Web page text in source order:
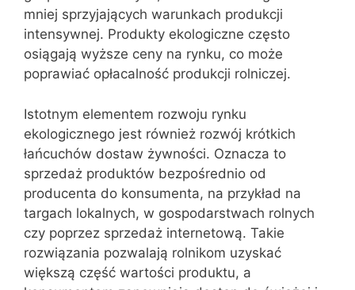
mniej sprzyjających warunkach produkcji
intensywnej. Produkty ekologiczne często
osiągają wyższe ceny na rynku, co może
poprawiać opłacalność produkcji rolniczej.
Istotnym elementem rozwoju rynku
ekologicznego jest również rozwój krótkich
łańcuchów dostaw żywności. Oznacza to
sprzedaż produktów bezpośrednio od
producenta do konsumenta, na przykład na
targach lokalnych, w gospodarstwach rolnych
czy poprzez sprzedaż internetową. Takie
rozwiązania pozwalają rolnikom uzyskać
większą część wartości produktu, a